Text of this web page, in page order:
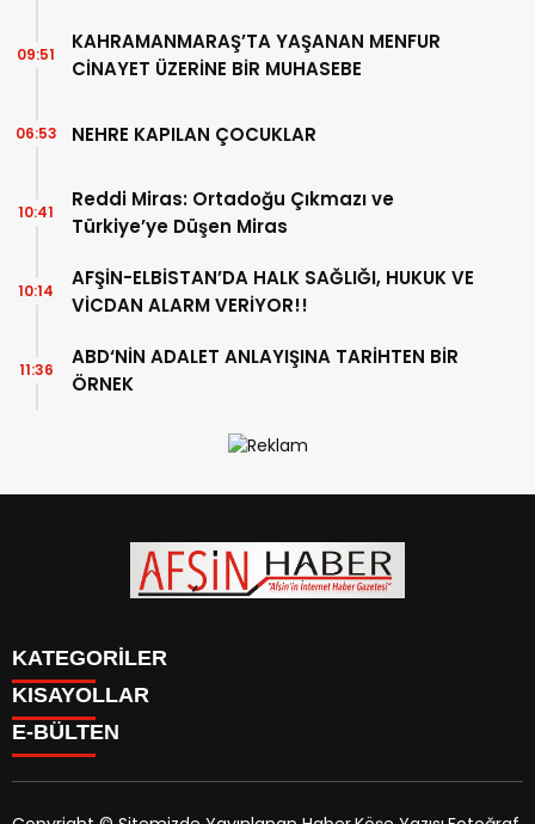
KAHRAMANMARAŞ’TA YAŞANAN MENFUR
CİNAYET ÜZERİNE BİR MUHASEBE
09:51
NEHRE KAPILAN ÇOCUKLAR
06:53
Reddi Miras: Ortadoğu Çıkmazı ve
Türkiye’ye Düşen Miras
10:41
AFŞİN-ELBİSTAN’DA HALK SAĞLIĞI, HUKUK VE
VİCDAN ALARM VERİYOR!!
10:14
ABD‘NİN ADALET ANLAYIŞINA TARİHTEN BİR
ÖRNEK
11:36
KATEGORİLER
SİYASET
EĞİTİM
KISAYOLLAR
SİYASET
EĞİTİM
E-BÜLTEN